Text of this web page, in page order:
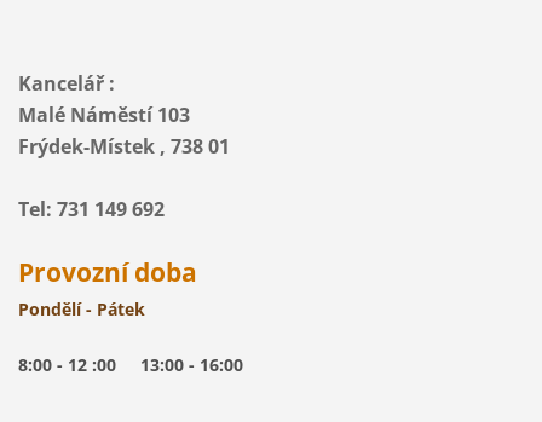
Kancelář :
Malé Náměstí 103
Frýdek-Místek , 738 01
Tel: 731 149 692
Provozní doba
Pondělí - Pátek
8:00 - 12 :00 13:00 - 16:00